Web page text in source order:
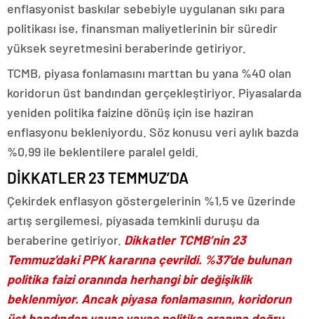
enflasyonist baskılar sebebiyle uygulanan sıkı para
politikası ise, finansman maliyetlerinin bir süredir
yüksek seyretmesini beraberinde getiriyor.
TCMB, piyasa fonlamasını marttan bu yana %40 olan
koridorun üst bandından gerçekleştiriyor. Piyasalarda
yeniden politika faizine dönüş için ise haziran
enflasyonu bekleniyordu. Söz konusu veri aylık bazda
%0,99 ile beklentilere paralel geldi.
DİKKATLER 23 TEMMUZ’DA
Çekirdek enflasyon göstergelerinin %1,5 ve üzerinde
artış sergilemesi, piyasada temkinli duruşu da
beraberine getiriyor. Dikkatler TCMB’nin 23
Temmuz’daki PPK kararına çevrildi. %37’de bulunan
politika faizi oranında herhangi bir değişiklik
beklenmiyor. Ancak piyasa fonlamasının, koridorun